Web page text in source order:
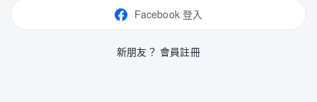
Facebook 登入
新朋友？ 會員註冊